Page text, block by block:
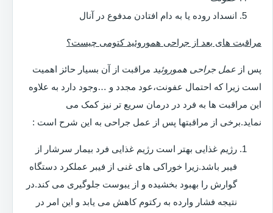
انسداد روده یا به دام افتادن مدفوع در آنال
مراقبت های بعد از جراحی هموروئید کتومی چیست؟
پس از عمل جراحی هموروئید مراقبت از آن بسیار حائز اهمیت
است زیرا که احتمال عفونت،عود مجدد و …وجود دارد به علاوه
این مراقبت ها به فرد در درمان سریع تر نیز کمک می
نماید.برخی از مراقبتها پس از عمل جراحی به این شرح است :
رژیم غذایی بهتر است رژیم غذایی فرد بیمار سرشار از
فیبر باشد.زیرا خوراکی های غنی از فیبر عملکرد دستگاه
گوارش را بهبود بخشیده و از یبوست جلوگیری می کند.در
نتیجه فشار وارده به رکتوم کاهش می یابد و این امر در